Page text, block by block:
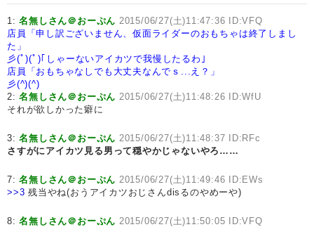
1:名無しさん＠おーぷん 2015/06/27(土)11:47:36 ID:VFQ
店員「申し訳ございません、仮面ライダーのおもちゃは終了しまし
た」
彡(ﾟ)(ﾟ)｢しゃーないアイカツで我慢したるわ｣
店員「おもちゃなしでも大丈夫なんでｓ...え？」
彡(^)(^)
2:名無しさん＠おーぷん 2015/06/27(土)11:48:26 ID:WfU
それが欲しかった癖に
3:名無しさん＠おーぷん 2015/06/27(土)11:48:37 ID:RFc
さすがにアイカツ見る男って穏やかじゃないやろ……
7:名無しさん＠おーぷん 2015/06/27(土)11:49:46 ID:EWs
>>3 残当やね(おうアイカツおじさんdisるのやめーや)
8:名無しさん＠おーぷん 2015/06/27(土)11:50:05 ID:VFQ